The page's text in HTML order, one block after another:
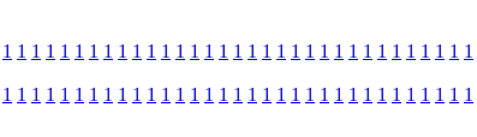
1 1 1 1 1 1 1 1 1 1 1 1 1 1 1 1 1 1 1 1 1 1 1 1 1 1 1 1 1 1 1 1 1
1 1 1 1 1 1 1 1 1 1 1 1 1 1 1 1 1 1 1 1 1 1 1 1 1 1 1 1 1 1 1 1 1